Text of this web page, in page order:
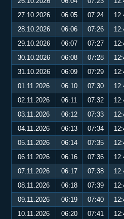
27.10.2026
06:05 07:24
28.10.2026
06:06 07:26
29.10.2026
06:07 07:27
30.10.2026
06:08 07:28
31.10.2026
06:09 07:29
01.11.2026
06:10 07:30
02.11.2026
06:11 07:32
03.11.2026
06:12 07:33
04.11.2026
06:13 07:34
05.11.2026
06:14 07:35
06.11.2026
06:16 07:36
07.11.2026
06:17 07:38
08.11.2026
06:18 07:39
09.11.2026
06:19 07:40
10.11.2026
06:20 07:41